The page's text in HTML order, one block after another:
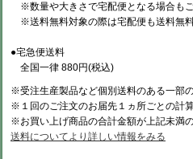
※数量や大きさで宅配便となる場合もご
※送料無料対象の際は宅配便も送料無料
●宅急便送料
全国一律 880円(税込)
※受注生産製品など個別送料のある一部の
※１回のご注文のお届先１ヵ所ごとの計算
※お買い上げ商品の合計金額が上記未満
送料についてより詳しい情報をみる